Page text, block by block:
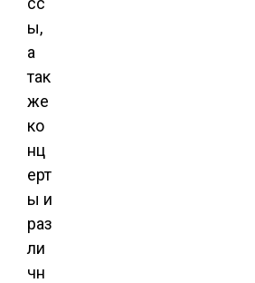
ы,
а
так
же
ко
нц
ерт
ы и
раз
ли
чн